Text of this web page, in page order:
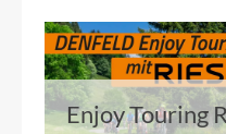
Enjoy Touring